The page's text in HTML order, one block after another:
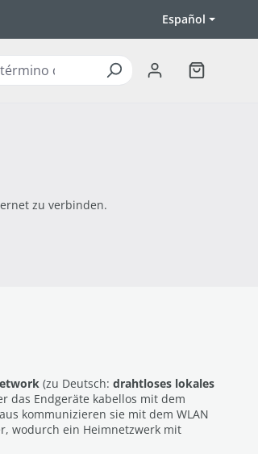
Español
El carrito
zu verbinden.
(zu Deutsch: drahtloses lokales
das Endgeräte kabellos mit dem
kommunizieren sie mit dem WLAN
wodurch ein Heimnetzwerk mit